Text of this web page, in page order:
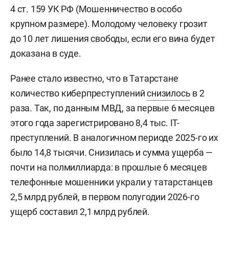
4 ст. 159 УК РФ (Мошенничество в особо
крупном размере). Молодому человеку грозит
до 10 лет лишения свободы, если его вина будет
доказана в суде.
Ранее стало известно, что в Татарстане
количество киберпреступленийснизилось в 2
раза. Так, по данным МВД, за первые 6 месяцев
этого года зарегистрировано 8,4 тыс. IT-
преступлений. В аналогичном периоде 2025-го их
было 14,8 тысячи. Снизилась и сумма ущерба —
почти на полмиллиарда: в прошлые 6 месяцев
телефонные мошенники украли у татарстанцев
2,5 млрд рублей, в первом полугодии 2026-го
ущерб составил 2,1 млрд рублей.